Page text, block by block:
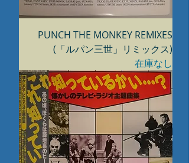
PUNCH THE MONKEY REMIXES
(「ルパン三世」リミックス)
在庫なし